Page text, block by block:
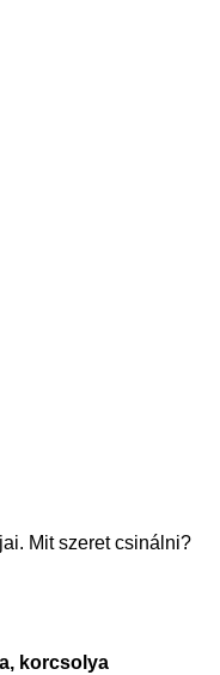
Mit szeret csinálni?
korcsolya